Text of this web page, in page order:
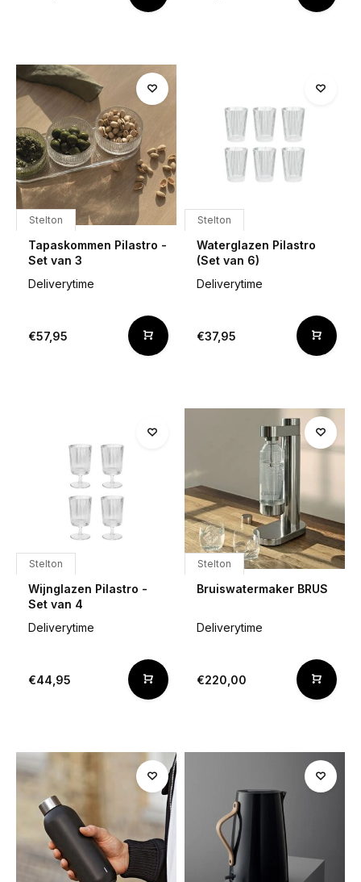
Stelton
Tapaskommen Pilastro -
Set van 3
Deliverytime
€57,95
Stelton
Waterglazen Pilastro
(Set van 6)
Deliverytime
€37,95
Stelton
Wijnglazen Pilastro -
Set van 4
Deliverytime
€44,95
Stelton
Bruiswatermaker BRUS
Deliverytime
€220,00